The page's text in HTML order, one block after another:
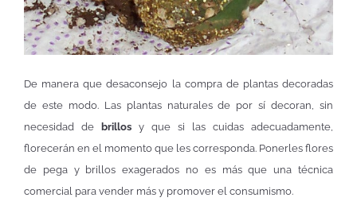
De manera que desaconsejo la compra de plantas decoradas
de este modo. Las plantas naturales de por sí decoran, sin
necesidad de brillos y que si las cuidas adecuadamente,
florecerán en el momento que les corresponda. Ponerles flores
de pega y brillos exagerados no es más que una técnica
comercial para vender más y promover el consumismo.